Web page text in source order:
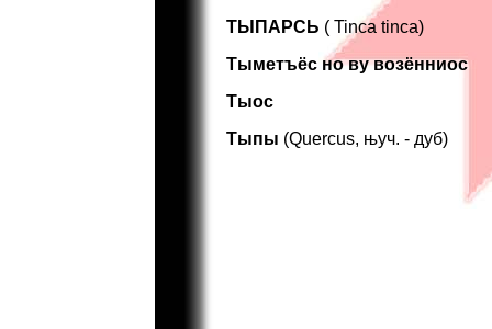
ТЫПАРСЬ ( Tinca tinca)
Тыметъёс но ву возённиос
Тыос
Тыпы (Quercus, њуч. - дуб)